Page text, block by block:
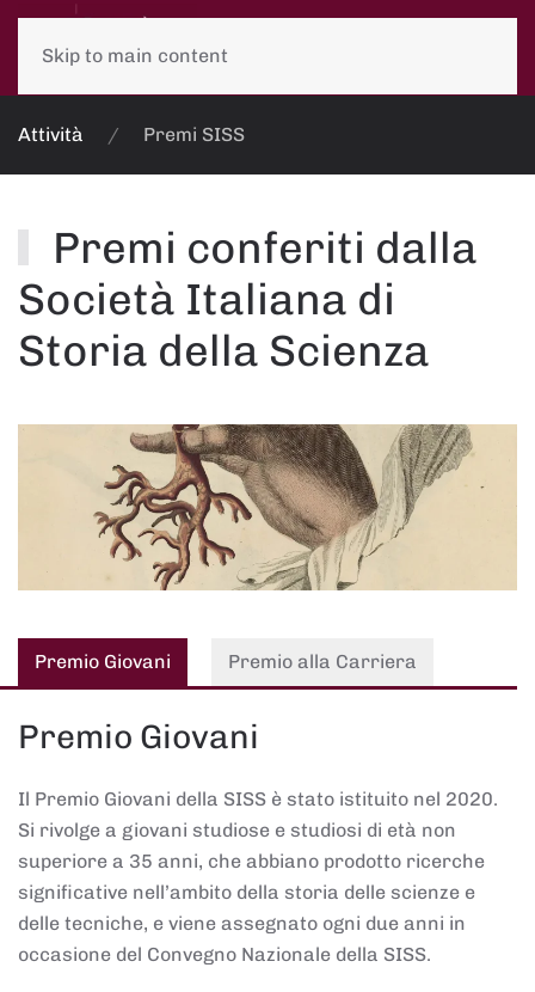
Skip to main content
Attività Premi SISS
Premi conferiti dalla
Società Italiana di
Storia della Scienza
Premio Giovani Premio alla Carriera
Premio Giovani
Il Premio Giovani della SISS è stato istituito nel 2020.
Si rivolge a giovani studiose e studiosi di età non
superiore a 35 anni, che abbiano prodotto ricerche
significative nell’ambito della storia delle scienze e
delle tecniche, e viene assegnato ogni due anni in
occasione del Convegno Nazionale della SISS.